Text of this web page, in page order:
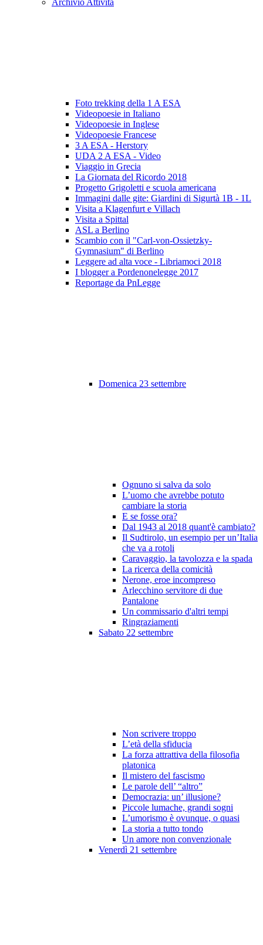
Archivio Attività
Foto trekking della 1 A ESA
Videopoesie in Italiano
Videopoesie in Inglese
Videopoesie Francese
3 A ESA - Herstory
UDA 2 A ESA - Video
Viaggio in Grecia
La Giornata del Ricordo 2018
Progetto Grigoletti e scuola americana
Immagini dalle gite: Giardini di Sigurtà 1B - 1L
Visita a Klagenfurt e Villach
Visita a Spittal
ASL a Berlino
Scambio con il "Carl-von-Ossietzky-
Gymnasium" di Berlino
Leggere ad alta voce - Libriamoci 2018
I blogger a Pordenonelegge 2017
Reportage da PnLegge
Domenica 23 settembre
Ognuno si salva da solo
L’uomo che avrebbe potuto
cambiare la storia
E se fosse ora?
Dal 1943 al 2018 quant'è cambiato?
Il Sudtirolo, un esempio per un’Italia
che va a rotoli
Caravaggio, la tavolozza e la spada
La ricerca della comicità
Nerone, eroe incompreso
Arlecchino servitore di due
Pantalone
Un commissario d'altri tempi
Ringraziamenti
Sabato 22 settembre
Non scrivere troppo
L’età della sfiducia
La forza attrattiva della filosofia
platonica
Il mistero del fascismo
Le parole dell’ “altro”
Democrazia: un’ illusione?
Piccole lumache, grandi sogni
L’umorismo è ovunque, o quasi
La storia a tutto tondo
Un amore non convenzionale
Venerdì 21 settembre